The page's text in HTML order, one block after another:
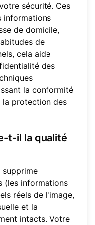
sécurité. Ces
informations
de domicile,
de
cela aide
des
la conformité
la protection des
t-il la qualité
supprime
(les informations
réels de l'image,
et la
intacts. Votre